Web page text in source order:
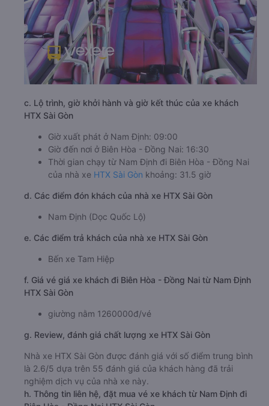
c. Lộ trình, giờ khởi hành và giờ kết thúc của xe khách
HTX Sài Gòn
Giờ xuất phát ở Nam Định: 09:00
Giờ đến nơi ở Biên Hòa - Đồng Nai: 16:30
Thời gian chạy từ Nam Định đi Biên Hòa - Đồng Nai
của nhà xe HTX Sài Gòn khoảng: 31.5 giờ
d. Các điểm đón khách của nhà xe HTX Sài Gòn
Nam Định (Dọc Quốc Lộ)
e. Các điểm trả khách của nhà xe HTX Sài Gòn
Bến xe Tam Hiệp
f. Giá vé giá xe khách đi Biên Hòa - Đồng Nai từ Nam Định
HTX Sài Gòn
giường nằm 1260000đ/vé
g. Review, đánh giá chất lượng xe HTX Sài Gòn
Nhà xe HTX Sài Gòn được đánh giá với số điểm trung bình
là 2.6/5 dựa trên 55 đánh giá của khách hàng đã trải
nghiệm dịch vụ của nhà xe này.
h. Thông tin liên hệ, đặt mua vé xe khách từ Nam Định đi